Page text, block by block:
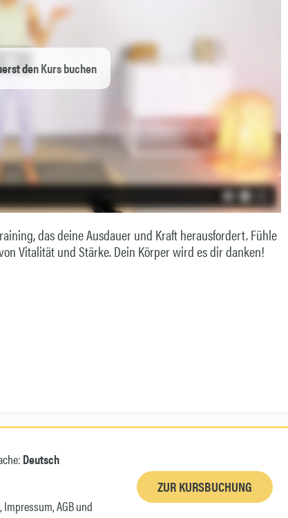
den Kurs buchen
das deine Ausdauer und Kraft herausfordert. Fühle
Vitalität und Stärke. Dein Körper wird es dir danken!
Deutsch
AGB und
ZUR KURSBUCHUNG